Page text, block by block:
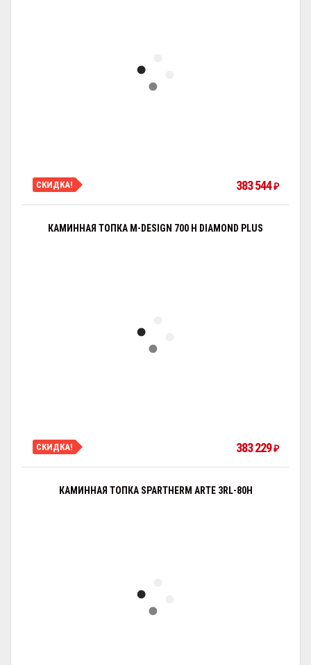
СКИДКА! 383 544₽
КАМИННАЯ ТОПКА M-DESIGN 700 H DIAMOND PLUS
СКИДКА! 383 229₽
КАМИННАЯ ТОПКА SPARTHERM ARTE 3RL-80H